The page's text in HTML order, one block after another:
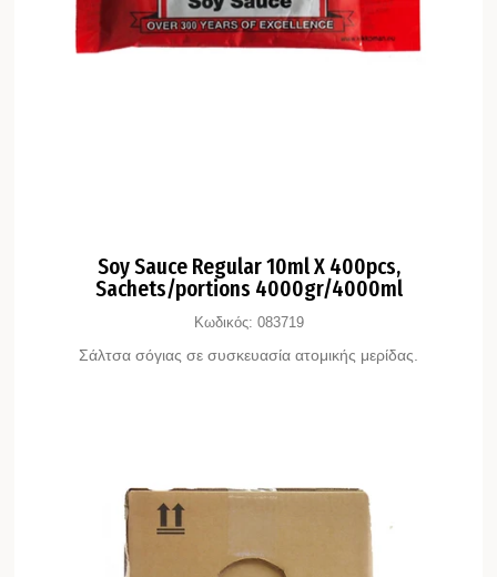
Soy Sauce Regular 10ml X 400pcs,
Sachets/portions 4000gr/4000ml
Κωδικός: 083719
Σάλτσα σόγιας σε συσκευασία ατομικής μερίδας.